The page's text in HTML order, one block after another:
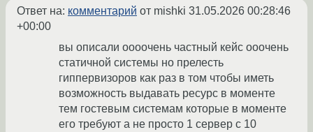
Ответ на: комментарий от mishki 31.05.2026 00:28:46
+00:00
вы описали оооочень частный кейс ооочень
статичной системы но прелесть
гиппервизоров как раз в том чтобы иметь
возможность выдавать ресурс в моменте
тем гостевым системам которые в моменте
его требуют а не просто 1 сервер с 10